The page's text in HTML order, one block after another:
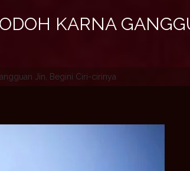
KARNA
Jin, Begini Ciri-cirinya